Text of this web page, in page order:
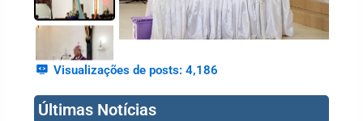
Visualizações de posts: 4,186
Últimas Notícias